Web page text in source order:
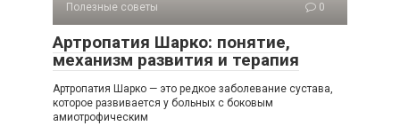
Полезные советы 0
Артропатия Шарко: понятие,
механизм развития и терапия
Артропатия Шарко — это редкое заболевание сустава,
которое развивается у больных с боковым
амиотрофическим